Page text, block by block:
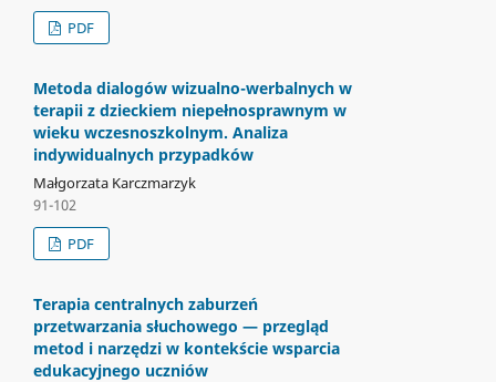
PDF
Metoda dialogów wizualno-werbalnych w
terapii z dzieckiem niepełnosprawnym w
wieku wczesnoszkolnym. Analiza
indywidualnych przypadków
Małgorzata Karczmarzyk
91-102
PDF
Terapia centralnych zaburzeń
przetwarzania słuchowego — przegląd
metod i narzędzi w kontekście wsparcia
edukacyjnego uczniów